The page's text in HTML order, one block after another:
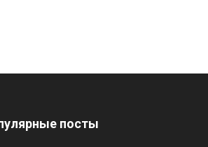
посты